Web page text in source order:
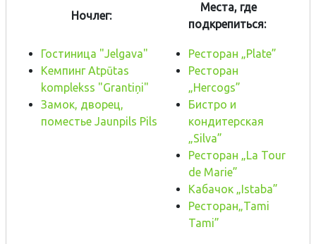
Ночлег:
Места, где
подкрепиться:
Гостиница "Jelgava"
Кемпинг Atpūtas
komplekss "Grantiņi"
Замок, дворец,
поместье Jaunpils Pils
Pесторан „Plate”
Pесторан
„Hercogs”
Бистро и
кондитерская
„Silva”
Pесторан „La Tour
de Marie”
Kабачок „Istaba”
Pесторан„Tami
Tami”